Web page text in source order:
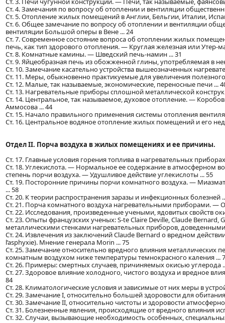
Ст. 4. Замечания по вопросу об отоплении и вентиляции
Ст. 5. Отопление жилых помещений в Англии, Бельгии, Италии,
Ст. 6. Общее замечание по вопросу об отоплении и вентиляции
вентиляции Большой оперы в Вене ... 24
Ст. 7. Современное состояние вопроса об отоплении жилых
печь, как тип здорового отопления. — Круглая железная или Утер-
Ст. 8. Комнатные камины. — Шведский печь-намин ... 31
Ст. 9. Яйцеобразная печь из обожженной глины, употребляемая в
Ст. 10. Замечание касательно устройства вышеозначенных
Ст. 11. Меры, обыкновенно практикуемые для увеличения
Ст. 12. Малые, так называемые, экономические, переносные печи ...
Ст. 13. Нагревательные приборы сплошной металлической
Ст. 14. Центральное, так называемое, духовое отопление. —
Аммосова ... 44
Ст. 15. Начало правильного применения системы отопления
Ст. 16. Центральное водяное отопление жилых помещений и его
Отдел II. Порча воздуха в жилых помещениях и ее причины.
Ст. 17. Главные условия горения топлива в нагревательных
Ст. 18. Углекислота. — Нормальное ее содержание в атмосферном
степень порчи воздуха. — Удушливое действие углекислоты ... 55
Ст. 19. Посторонние причины порчи комнатного воздуха. —
... 58
Ст. 20. К теории распространения заразы и инфекционных болезней
Ст. 21. Порча комнатного воздуха нагревательными приборами. —
Ст. 22. Исследования, произведенные учеными, ядовитых свойств
Ст. 23. Опыты французских ученых: S-te Claire Deville, Claude
металлическими стенками нагревательных приборов,
Ст. 24. Извлечения из заключений Claude Bernard о вредном
l’asphyxie). Мнение генерала Morin ... 75
Ст. 25. Замечание относительно вредного влияния металлических
комнатным воздухом ниже температуры темнокрасного каления ...
Ст. 26. Примеры: смертных случаев, причиняемых окисью углерода
Ст. 27. Здоровое влияние холодного, чистого воздуха и вредное
84
Ст. 28. Климатологические условия и зависимые от них меры в
Ст. 29. Замечание I, относительно большей здоровости для
Ст. 30. Замечание II, относительно чистоты и здоровости
Ст. 31. Болезненные явления, происходящие от вредного влияния
Ст. 32. Случаи, вызывающие необходимость особенных,